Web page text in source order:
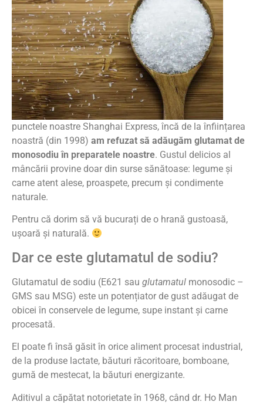
punctele noastre Shanghai Express, încă de la înființarea
noastră (din 1998) am refuzat să adăugăm glutamat de
monosodiu în preparatele noastre. Gustul delicios al
mâncării provine doar din surse sănătoase: legume și
carne atent alese, proaspete, precum și condimente
naturale.
Pentru că dorim să vă bucurați de o hrană gustoasă,
ușoară și naturală.
Dar ce este glutamatul de sodiu?
Glutamatul de sodiu (E621 sau glutamatul monosodic –
GMS sau MSG) este un potențiator de gust adăugat de
obicei în conservele de legume, supe instant și carne
procesată.
El poate fi însă găsit în orice aliment procesat industrial,
de la produse lactate, băuturi răcoritoare, bomboane,
gumă de mestecat, la băuturi energizante.
Aditivul a căpătat notorietate în 1968, când dr. Ho Man